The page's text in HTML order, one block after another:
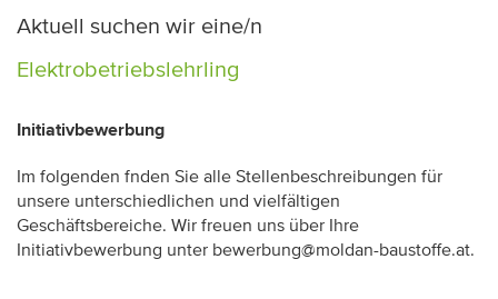
Aktuell suchen wir eine/n
Elektrobetriebslehrling
Initiativbewerbung
Im folgenden fnden Sie alle Stellenbeschreibungen für
unsere unterschiedlichen und vielfältigen
Geschäftsbereiche. Wir freuen uns über Ihre
Initiativbewerbung unter bewerbung@moldan-baustoffe.at.